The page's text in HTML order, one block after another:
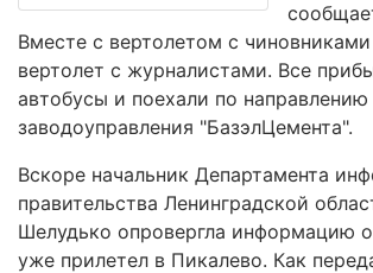
Вместе с вертолетом с
вертолет с журналистами. Все
автобусы и поехали по
заводоуправления "БазэлЦемента".
Вскоре начальник Департамента
правительства Ленинградской
Шелудько опровергла информацию
уже прилетел в Пикалево. Как